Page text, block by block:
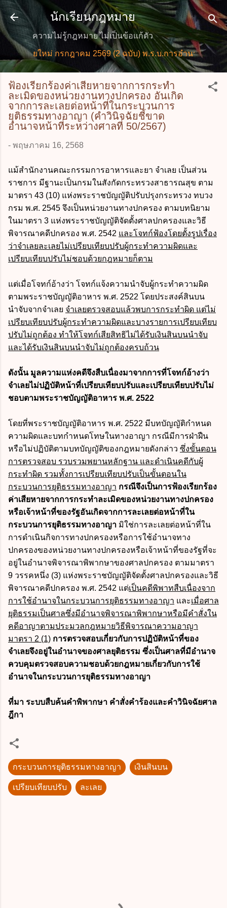
ข้ามไปที่เนื้อหาหลัก
นักเรียนกฎหมาย
ความไม่รู้กฎหมาย ไม่เป็นข้อแก้ตัว
มายใหม่ กรกฎาคม 2569 (2 ฉบับ) พ.ร.บ.การอำนวยการควา
ฟ้องเรียกร้องค่าเสียหายจากการกระทำ
ละเมิดของหน่วยงานทางปกครอง อันเกิด
จากการละเลยต่อหน้าที่ในกระบวนการ
ยุติธรรมทางอาญา (คำวินิจฉัยชี้ขาด
อำนาจหน้าที่ระหว่างศาลที่ 50/2567)
- พฤษภาคม 16, 2568
แม้สำนักงานคณะกรรมการอาหารและยา จำเลย เป็นส่วน
ราชการ มีฐานะเป็นกรมในสังกัดกระทรวงสาธารณสุข ตาม
มาตรา 43 (10) แห่งพระราชบัญญัติปรับปรุงกระทรวง ทบวง
กรม พ.ศ. 2545 จึงเป็นหน่วยงานทางปกครอง ตามบทนิยาม
ในมาตรา 3 แห่งพระราชบัญญัติจัดตั้งศาลปกครองและวิธี
พิจารณาคดีปกครอง พ.ศ. 2542 และโจทก์ฟ้องโดยตั้งรูปเรื่อง
ว่าจำเลยละเลยไม่เปรียบเทียบปรับผู้กระทำความผิดและ
เปรียบเทียบปรับไม่ชอบด้วยกฎหมายก็ตาม
แต่เมื่อโจทก์อ้างว่า โจทก์แจ้งความนำจับผู้กระทำความผิด
ตามพระราชบัญญัติอาหาร พ.ศ. 2522 โดยประสงค์สินบน
นำจับจากจำเลย จำเลยตรวจสอบแล้วพบการกระทำผิด แต่ไม่
เปรียบเทียบปรับผู้กระทำความผิดและบางรายการเปรียบเทียบ
ปรับไม่ถูกต้อง ทำให้โจทก์เสียสิทธิไม่ได้รับเงินสินบนนำจับ
และได้รับเงินสินบนนำจับไม่ถูกต้องครบถ้วน
ดังนั้น มูลความแห่งคดีจึงสืบเนื่องมาจากการที่โจทก์อ้างว่า
จำเลยไม่ปฏิบัติหน้าที่เปรียบเทียบปรับและเปรียบเทียบปรับไม่
ชอบตามพระราชบัญญัติอาหาร พ.ศ. 2522
โดยที่พระราชบัญญัติอาหาร พ.ศ. 2522 มีบทบัญญัติกำหนด
ความผิดและบทกำหนดโทษในทางอาญา กรณีมีการฝ่าฝืน
หรือไม่ปฏิบัติตามบทบัญญัติของกฎหมายดังกล่าว ซึ่งขั้นตอน
การตรวจสอบ รวบรวมพยานหลักฐาน และดำเนินคดีกับผู้
กระทำผิด รวมทั้งการเปรียบเทียบปรับเป็นขั้นตอนใน
กระบวนการยุติธรรมทางอาญา กรณีจึงเป็นการฟ้องเรียกร้อง
ค่าเสียหายจากการกระทำละเมิดของหน่วยงานทางปกครอง
หรือเจ้าหน้าที่ของรัฐอันเกิดจากการละเลยต่อหน้าที่ใน
กระบวนการยุติธรรมทางอาญา มิใช่การละเลยต่อหน้าที่ใน
การดำเนินกิจการทางปกครองหรือการใช้อำนาจทาง
ปกครองของหน่วยงานทางปกครองหรือเจ้าหน้าที่ของรัฐที่จะ
อยู่ในอำนาจพิจารณาพิพากษาของศาลปกครอง ตามมาตรา
9 วรรคหนึ่ง (3) แห่งพระราชบัญญัติจัดตั้งศาลปกครองและวิธี
พิจารณาคดีปกครอง พ.ศ. 2542 แต่เป็นคดีพิพาทสืบเนื่องจาก
การใช้อำนาจในกระบวนการยุติธรรมทางอาญา และเมื่อศาล
ยุติธรรมเป็นศาลซึ่งมีอำนาจพิจารณาพิพากษาหรือมีคำสั่งใน
คดีอาญาตามประมวลกฎหมายวิธีพิจารณาความอาญา
มาตรา 2 (1) การตรวจสอบเกี่ยวกับการปฏิบัติหน้าที่ของ
จำเลยจึงอยู่ในอำนาจของศาลยุติธรรม ซึ่งเป็นศาลที่มีอำนาจ
ควบคุมตรวจสอบความชอบด้วยกฎหมายเกี่ยวกับการใช้
อำนาจในกระบวนการยุติธรรมทางอาญา
ที่มา ระบบสืบค้นคำพิพากษา คำสั่งคำร้องและคำวินิจฉัยศาล
ฎีกา
กระบวนการยุติธรรมทางอาญา เงินสินบน
เปรียบเทียบปรับ ละเลย